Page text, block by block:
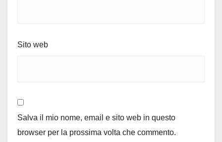
Sito web
Salva il mio nome, email e sito web in questo
browser per la prossima volta che commento.